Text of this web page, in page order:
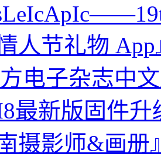
人节礼物
电子杂志中
最新版固件升
摄影师&画册